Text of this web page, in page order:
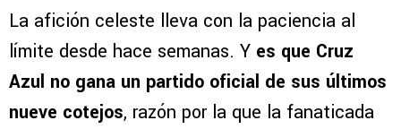
La afición celeste lleva con la paciencia al
límite desde hace semanas. Y es que Cruz
Azul no gana un partido oficial de sus últimos
nueve cotejos, razón por la que la fanaticada